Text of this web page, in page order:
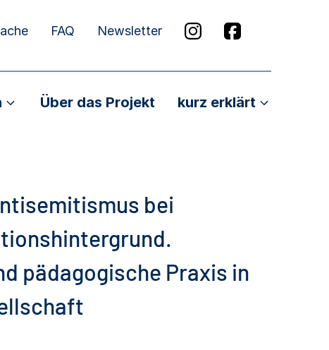
FAQ Newsletter
Über das Projekt kurz erklärt
bei
pädagogische Praxis in